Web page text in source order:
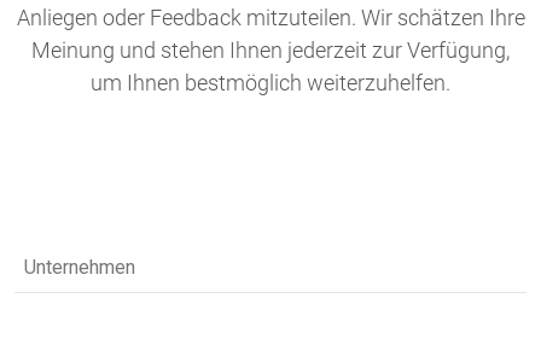
Anliegen oder Feedback mitzuteilen. Wir schätzen Ihre
Meinung und stehen Ihnen jederzeit zur Verfügung,
um Ihnen bestmöglich weiterzuhelfen.